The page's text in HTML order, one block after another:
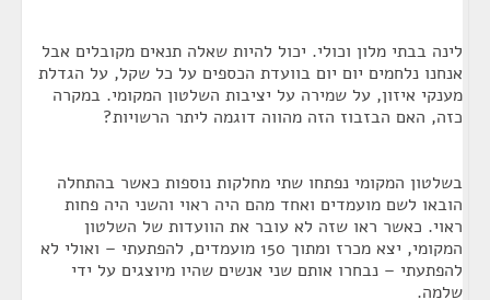
לינה בבתי מלון וכולי. יכול להיות שאלה תנאים מקובלים אבל
אנחנו נלחמים יום יום בוועדת הכספים על כל שקל, על הגדלת
מענקי איזון, על שמירה על יציבות השלטון המקומי. במקרה
כזה, האם הבזבוז הזה מהווה דוגמה ליתר הרשויות?
בשלטון המקומי נפתחו שתי מחלקות נוספות כאשר בהתחלה
הובאו לשם מועמדים ואחד מהם היה ראוי והשני היה פחות
ראוי. כאשר ראו שזה לא עובר את הוועדות של השלטון
המקומי, יצא מכרז ומתוך 150 מועמדים, להפתעתי – ואולי לא
להפתעתי – נבחרו אותם שני אנשים שהיו מיוצגים על ידי
שלמה.